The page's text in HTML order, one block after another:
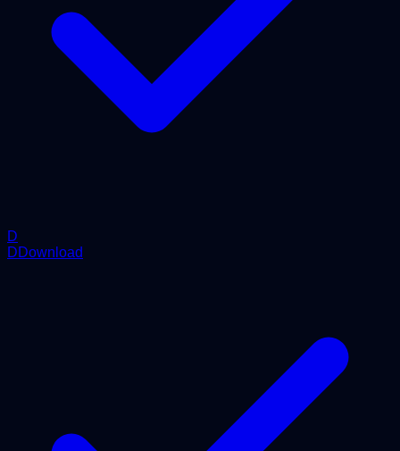
D
DDownload